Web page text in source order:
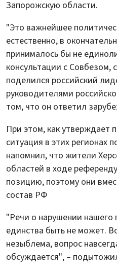
Запорожскую области.
"Это важнейшее
естественно, в
принималось бы не
консультации с Совбезом,
поделился российский
руководителями
том, что он ответил
При этом, как утверждает
ситуация в этих регионах
напомнил, что жители
областей в ходе
позицию, поэтому они
состав РФ
"Речи о нарушении нашего
единства быть не может.
незыблема, вопрос
обсуждается", –